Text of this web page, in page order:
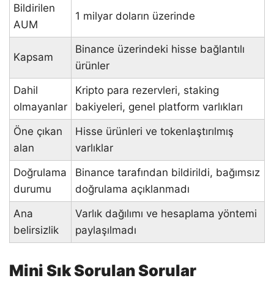
Bildirilen
AUM
1 milyar doların üzerinde
Kapsam
Binance üzerindeki hisse bağlantılı
ürünler
Dahil
olmayanlar
Kripto para rezervleri, staking
bakiyeleri, genel platform varlıkları
Öne çıkan
alan
Hisse ürünleri ve tokenlaştırılmış
varlıklar
Doğrulama
durumu
Binance tarafından bildirildi, bağımsız
doğrulama açıklanmadı
Ana
belirsizlik
Varlık dağılımı ve hesaplama yöntemi
paylaşılmadı
Mini Sık Sorulan Sorular